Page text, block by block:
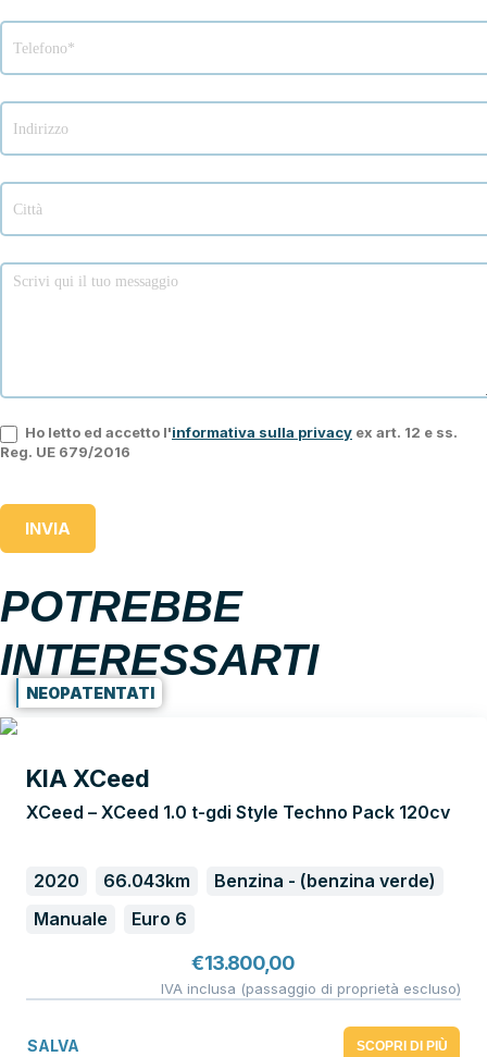
Ho letto ed accetto l'informativa sulla privacy ex art. 12 e ss.
Reg. UE 679/2016
INVIA
POTREBBE
INTERESSARTI
NEOPATENTATI
KIA XCeed
XCeed – XCeed 1.0 t-gdi Style Techno Pack 120cv
2020 66.043km
Benzina - (benzina verde)
Manuale
Euro 6
€13.800,00
IVA inclusa (passaggio di proprietà escluso)
SALVA SCOPRI DI PIÙ